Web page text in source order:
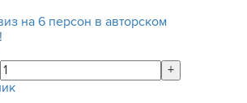
на 6 персон в авторском
+